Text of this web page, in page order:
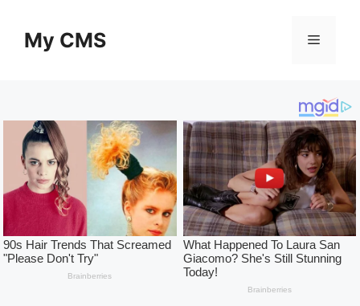
contentMy CMS Menu